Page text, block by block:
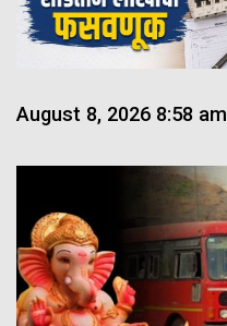
August 8, 2026 8:58 am